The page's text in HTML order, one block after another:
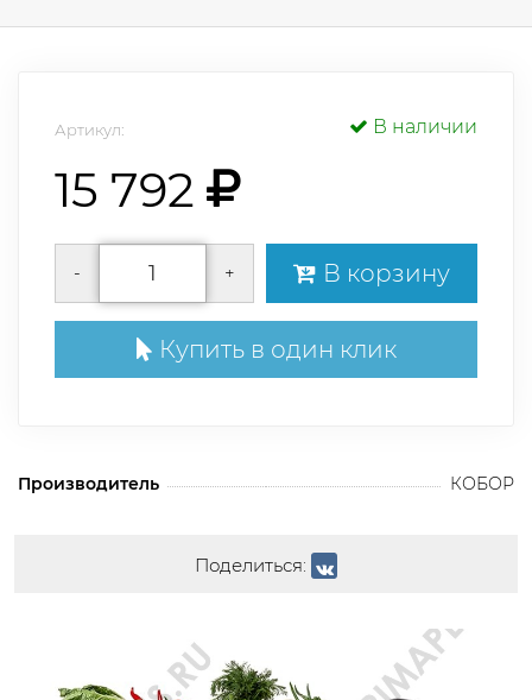
Артикул: В наличии
15 792
- + В корзину
Купить в один клик
Производитель КОБОР
Поделиться: